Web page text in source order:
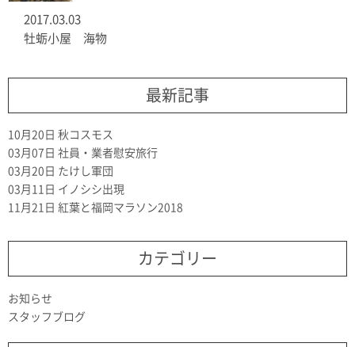
2017.03.03
牡蛎小屋 海物
最新記事
10月20日 秋コスモス
03月07日 社員・業者慰安旅行
03月20日 たけし軍団
03月11日 イノシシ出現
11月21日 紅葉と福岡マラソン2018
カテゴリー
お知らせ
スタッフブログ